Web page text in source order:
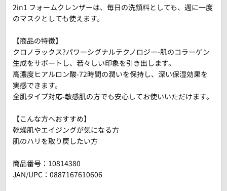
2in1 フォームクレンザーは、毎日の洗顔料としても、週に一度
のマスクとしても使えます。
【商品の特徴】
クロノラックス?パワーシグナルテクノロジー-肌のコラーゲン
生成をサポートし、若々しい印象を引き出します。
高濃度ヒアルロン酸-72時間の潤いを保持し、深い保湿効果を
実感できます。
全肌タイプ対応-敏感肌の方でも安心してお使いいただけます。
【こんな方へおすすめ】
乾燥肌やエイジングが気になる方
肌のハリを取り戻したい方
商品番号： 10814380
JAN/UPC：0887167610606